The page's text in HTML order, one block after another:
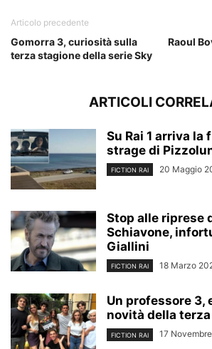
Articolo precedente
Gomorra 3, curiosità sulla
terza stagione della serie Sky
Raoul
ARTICOLI
Su Rai 1 arriva la
strage di
FICTION RAI 20 Maggio
Stop alle riprese
Schiavone,
Giallini
FICTION RAI 18 Marzo
Un professore 3,
novità della
FICTION RAI 17